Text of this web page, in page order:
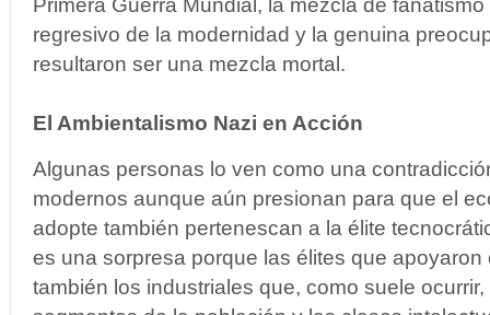
Primera Guerra Mundial, la mezcla de
regresivo de la modernidad y la genuina
resultaron ser una mezcla mortal.
El Ambientalismo Nazi en Acción
Algunas personas lo ven como una
modernos aunque aún presionan para que el
adopte también pertenescan a la élite
es una sorpresa porque las élites que apoyaron
también los industriales que, como suele